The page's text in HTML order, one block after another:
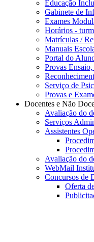
Educação
Gabinete de
Exames
Horários -
Matrículas /
Manuais
Portal do
Provas
Serviço de
Provas e
Docentes e Não
Avaliação do
Serviços
Assistentes
Avaliação do
WebMail
Concursos de
Oferta